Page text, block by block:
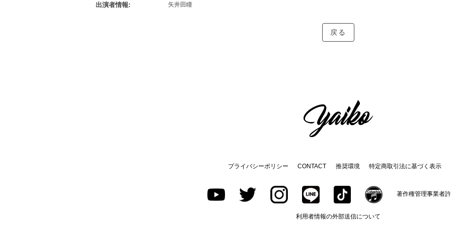
出演者情報 矢井田瞳
戻る
プライバシーポリシー CONTACT 推奨環境 特定商取引法に基づく表示
著作権管理事業者
利用者情報の外部送信について